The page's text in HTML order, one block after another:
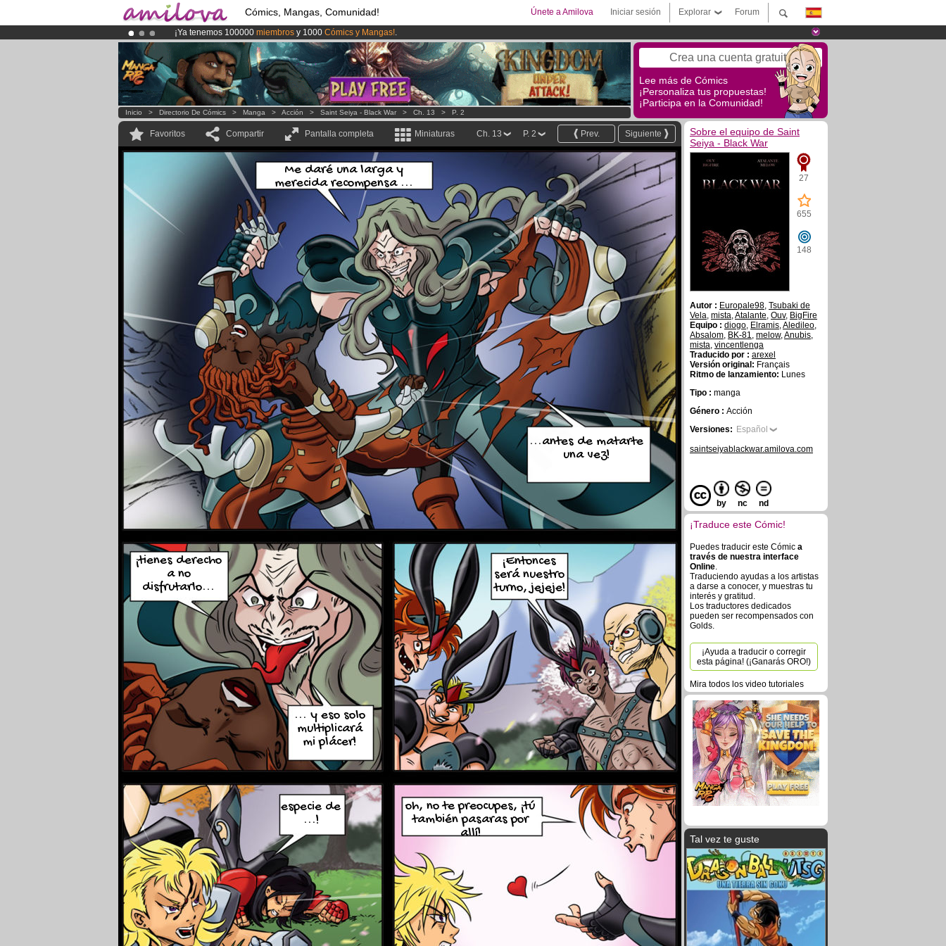
Cómics, Mangas, Comunidad! Forum
Explorar
Iniciar sesión
Únete a Amilova
¡Ya tenemos 100000 miembros y 1000 Cómics y Mangas!.
¡El Kickstarter Amilova está desormado lanzado!.
¡Conviertete en Premium por3.95 euros al mes!Hazte Premium ya Crea una cuenta gratuita
Lee más de Cómics
¡Personaliza tus propuestas!
¡Participa en la Comunidad!
Inicio > Directorio De Cómics > Manga > Acción > Saint Seiya - Black War > Ch. 13 > P. 2
Favoritos Compartir Pantalla completa Miniaturas Siguiente
Prev.
P. 2
Ch. 13
Me daré una larga y
merecida recompensa ...
...antes de matarte
una vez!
¡tienes derecho
a no
disfrutarlo...
... y eso solo
multiplicará
mi plácer!
¡Entonces
será nuestro
turno, jejeje!
especie de
...!
oh, no te preocupes, ¡tú
también pasaras por
allí!
Sobre el equipo de Saint
Seiya - Black War
27
655
148
Autor : Europale98, Tsubaki de
Vela, mista,Atalante, Ouv, BigFire
Equipo : diogo, Elramis,Aledileo,
Absalom, BK-81, melow,Anubis,
mista, vincentlenga
Traducido por : arexel
Versión original: Français
Ritmo de lanzamiento: Lunes
Tipo : manga
Género : Acción
Versiones: Español
saintseiyablackwar.amilova.com
by nc nd
¡Traduce este Cómic!
Puedes traducir este Cómic a
través de nuestra interface
Online.
Traduciendo ayudas a los artistas
a darse a conocer, y muestras tu
interés y gratitud.
Los traductores dedicados
pueden ser recompensados con
Golds.
¡Ayuda a traducir o corregir
esta página! (¡Ganarás ORO!)
Mira todos los video tutoriales
Tal vez te guste